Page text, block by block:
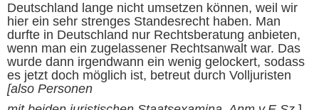
Deutschland lange nicht umsetzen können, weil wir
hier ein sehr strenges Standesrecht haben. Man
durfte in Deutschland nur Rechtsberatung anbieten,
wenn man ein zugelassener Rechtsanwalt war. Das
wurde dann irgendwann ein wenig gelockert, sodass
es jetzt doch möglich ist, betreut durch Volljuristen
[also Personen